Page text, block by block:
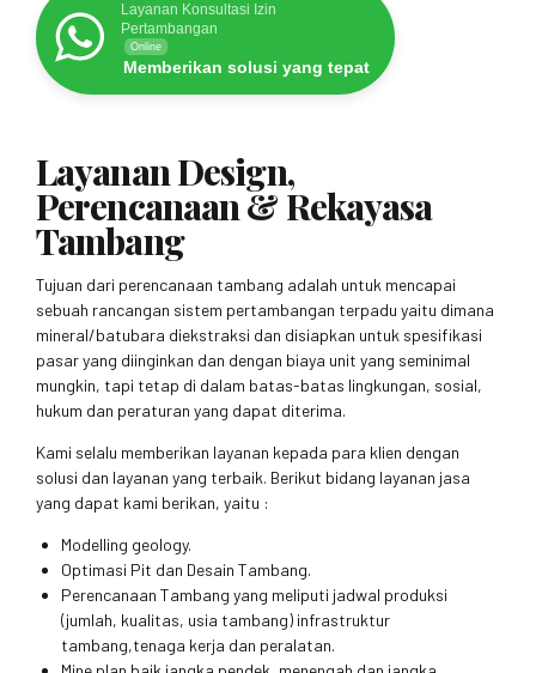
Layanan Konsultasi Izin
Pertambangan
Online
Memberikan solusi yang tepat
Layanan Design,
Perencanaan & Rekayasa
Tambang
Tujuan dari perencanaan tambang adalah untuk mencapai
sebuah rancangan sistem pertambangan terpadu yaitu dimana
mineral/batubara diekstraksi dan disiapkan untuk spesifikasi
pasar yang diinginkan dan dengan biaya unit yang seminimal
mungkin, tapi tetap di dalam batas-batas lingkungan, sosial,
hukum dan peraturan yang dapat diterima.
Kami selalu memberikan layanan kepada para klien dengan
solusi dan layanan yang terbaik. Berikut bidang layanan jasa
yang dapat kami berikan, yaitu :
Modelling geology.
Optimasi Pit dan Desain Tambang.
Perencanaan Tambang yang meliputi jadwal produksi
(jumlah, kualitas, usia tambang) infrastruktur
tambang,tenaga kerja dan peralatan.